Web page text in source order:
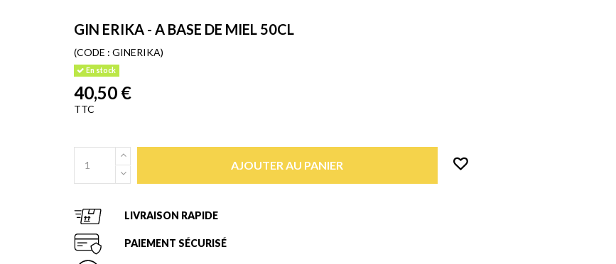
GIN ERIKA - A BASE DE MIEL 50CL
(CODE : GINERIKA)
En stock
40,50 €
TTC
AJOUTER AU PANIER
LIVRAISON RAPIDE
PAIEMENT SÉCURISÉ